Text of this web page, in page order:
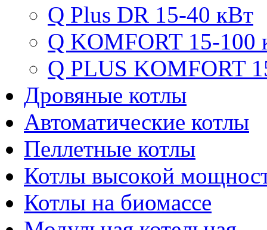
Q Plus DR 15-40 кВт
Q KOMFORT 15-100
Q PLUS KOMFORT
Дровяные котлы
Автоматические котлы
Пеллетные котлы
Котлы высокой
Котлы на биомассе